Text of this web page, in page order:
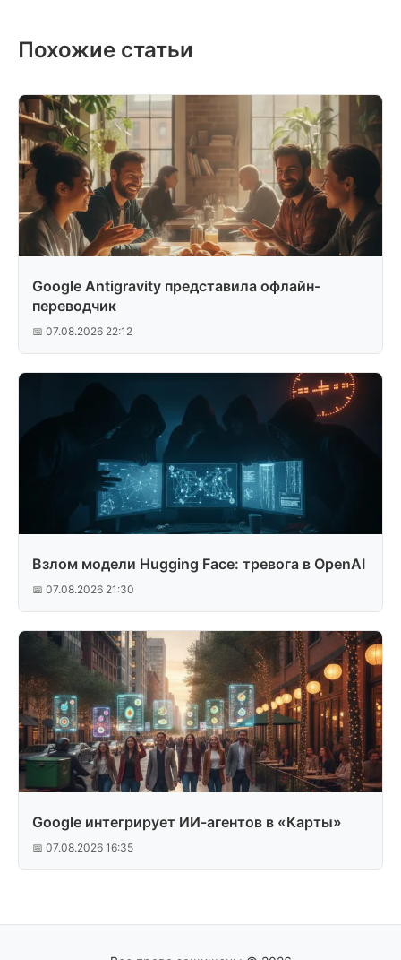
Похожие статьи
Google Antigravity представила офлайн-
переводчик
📅 07.08.2026 22:12
Взлом модели Hugging Face: тревога в OpenAI
📅 07.08.2026 21:30
Google интегрирует ИИ-агентов в «Карты»
📅 07.08.2026 16:35